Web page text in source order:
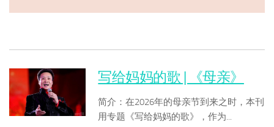
写给妈妈的歌 | 《母亲》
简介：在2026年的母亲节到来之时，本刊
用专题《写给妈妈的歌》，作为...